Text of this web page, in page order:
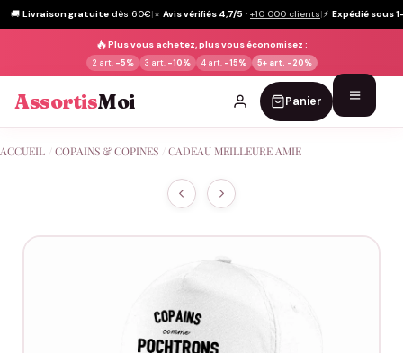
🚚 Livraison gratuite dès 60€|⭐ Avis vérifiés 4,7/5 · +10 000 clients|⚡ Expédié sous
🔥Plus vous achetez, plus vous économisez :
2 art. -5% 3 art. -10% 4 art. -15% 5+ art. -20%
AssortisMoi Panier
au
ACCUEIL COPAINS & COPINES CADEAU MEILLEURE AMIE